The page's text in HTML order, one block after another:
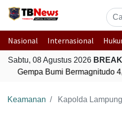
Nasional Internasional
Sabtu, 08 Agustus 2026
Gempa Bumi Bermagnitudo
Keamanan Kapolda Lampung Instruksikan Personel